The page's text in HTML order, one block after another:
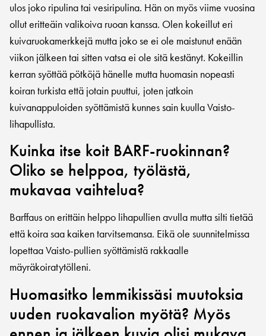
ulos joko ripulina tai vesiripulina. Hän on myös viime vuosina
ollut eritteäin valikoiva ruoan kanssa. Olen kokeillut eri
kuivaruokamerkkejä mutta joko se ei ole maistunut enään
viikon jälkeen tai sitten vatsa ei ole sitä kestänyt. Kokeillin
kerran syöttää pötköjä hänelle mutta huomasin nopeasti
koiran turkista että jotain puuttui, joten jatkoin
kuivanappuloiden syöttämistä kunnes sain kuulla Vaisto-
lihapullista.
Kuinka itse koit BARF-ruokinnan?
Oliko se helppoa, työlästä,
mukavaa vaihtelua?
Barffaus on erittäin helppo lihapullien avulla mutta silti tietää
että koira saa kaiken tarvitsemansa. Eikä ole suunnitelmissa
lopettaa Vaisto-pullien syöttämistä rakkaalle
mäyräkoiratytölleni.
Huomasitko lemmikissäsi muutoksia
uuden ruokavalion myötä? Myös